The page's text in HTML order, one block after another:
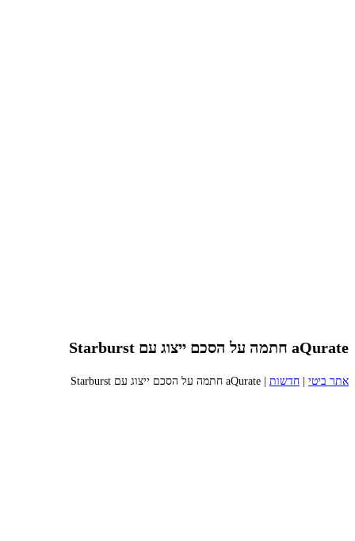
aQurate חתמה על הסכם ייצוג עם Starburst
אתר ביטי חדשות aQurate חתמה על הסכם ייצוג עם Starburst